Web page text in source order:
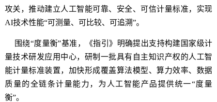
攻关，推动建立人工智能可靠、安全、可信计量标准，实现
AI技术性能“可测量、可比较、可追溯”。
围绕“度量衡”基准，《指引》明确提出支持构建国家级计
量技术研发应用中心，研制一批具有自主知识产权的人工智
能计量标准装置，加快形成覆盖算法模型、算力效率、数据
质量的全链条计量能力，为人工智能产品提供统一“度量
衡”。